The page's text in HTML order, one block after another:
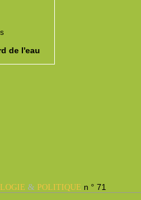
de l'eau
& POLITIQUE n ° 71